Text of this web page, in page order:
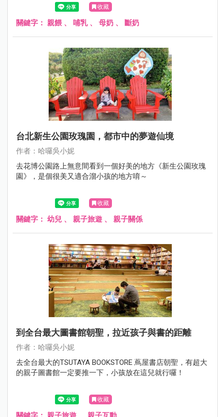
收藏
關鍵字： 親餵 、 哺乳、 母奶 、 斷奶
台北新生公園玫瑰園，都市中的夢遊仙境
作者：哈囉吳小妮
去花博公園路上無意間看到一個好美的地方《新生公園玫瑰
園》，是個很美又適合溜小孩的地方唷～
收藏
關鍵字： 幼兒 、 親子旅遊 、 親子關係
到全台最大圖書館朝聖，拉近孩子與書的距離
作者：哈囉吳小妮
去全台最大的TSUTAYA BOOKSTORE 蔦屋書店朝聖，有超大
的親子圖書館一定要推一下，小孩放在這兒就行囉！
收藏